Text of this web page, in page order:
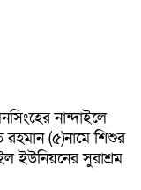
নান্দাইলে
(৫)নামে শিশুর
ইউনিয়নের সুরাশ্রম